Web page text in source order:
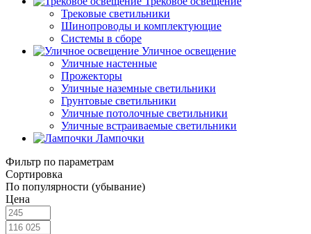
Трековые светильники
Шинопроводы и комплектующие
Системы в сборе
Уличное освещение
Уличные настенные
Прожекторы
Уличные наземные светильники
Грунтовые светильники
Уличные потолочные светильники
Уличные встраиваемые светильники
Лампочки
Фильтр по параметрам
Сортировка
По популярности (убывание)
Цена